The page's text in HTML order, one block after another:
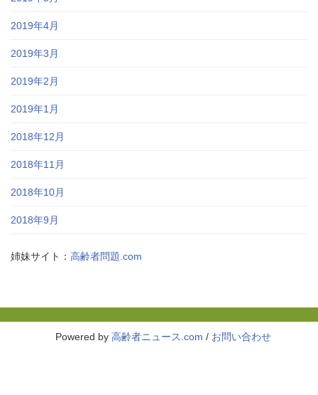
2019年4月
2019年3月
2019年2月
2019年1月
2018年12月
2018年11月
2018年10月
2018年9月
姉妹サイト： 高齢者問題.com
Powered by 高齢者ニュース.com / お問い合わせ